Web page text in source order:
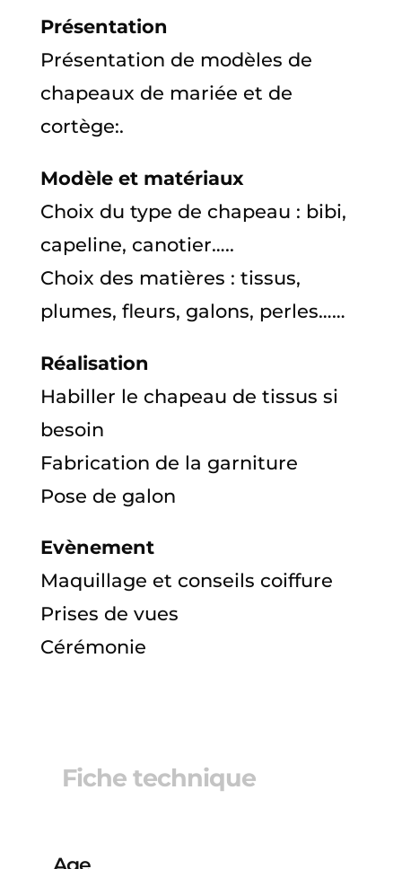
Présentation
Présentation de modèles de
chapeaux de mariée et de
cortège:.
Modèle et matériaux
Choix du type de chapeau : bibi,
capeline, canotier…..
Choix des matières : tissus,
plumes, fleurs, galons, perles……
Réalisation
Habiller le chapeau de tissus si
besoin
Fabrication de la garniture
Pose de galon
Evènement
Maquillage et conseils coiffure
Prises de vues
Cérémonie
Fiche technique